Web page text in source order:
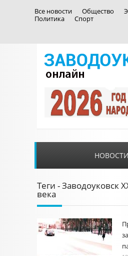
Все новости Общество
Политика
Спорт
НОВОСТИ
Теги - Заводоуковск
века